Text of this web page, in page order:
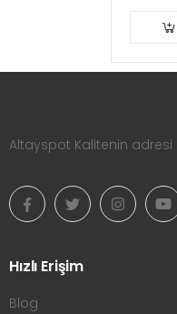
Altayspot Kalitenin adresi
Hızlı Erişim
Blog